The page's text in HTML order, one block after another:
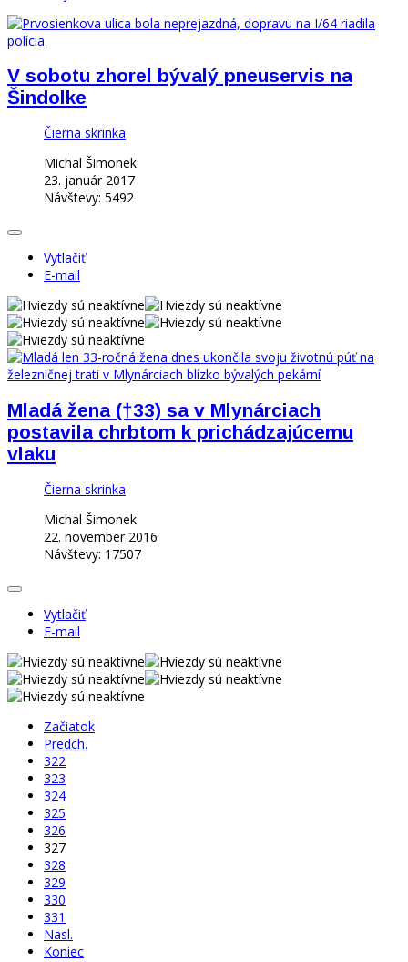
V sobotu zhorel bývalý pneuservis na
Šindolke
Čierna skrinka
Michal Šimonek
23. január 2017
Návštevy: 5492
Vytlačiť
E-mail
Mladá žena (†33) sa v Mlynárciach
postavila chrbtom k prichádzajúcemu
vlaku
Čierna skrinka
Michal Šimonek
22. november 2016
Návštevy: 17507
Vytlačiť
E-mail
Začiatok
Predch.
322
323
324
325
326
327
328
329
330
331
Nasl.
Koniec